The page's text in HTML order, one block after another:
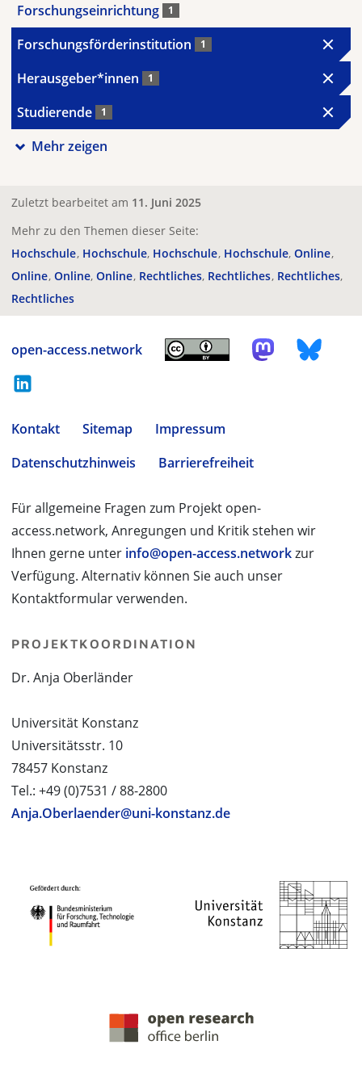
Forschungseinrichtung 1
Forschungsförderinstitution 1
Herausgeber*innen 1
Studierende 1
Mehr zeigen
Zuletzt bearbeitet am 11. Juni 2025
Mehr zu den Themen dieser Seite:
Hochschule Hochschule Hochschule Hochschule Online
Online Online Online Rechtliches Rechtliches Rechtliches
Rechtliches
open-access.network
Kontakt Sitemap
Impressum
Datenschutzhinweis
Barrierefreiheit
Für allgemeine Fragen zum Projekt open-
access.network, Anregungen und Kritik stehen wir
Ihnen gerne unter info@open-access.networkzur
Verfügung. Alternativ können Sie auch unser
Kontaktformular verwenden.
PROJEKTKOORDINATION
Dr. Anja Oberländer
Universität Konstanz
Universitätsstr. 10
78457 Konstanz
Tel.: +49 (0)7531 / 88-2800
Anja.Oberlaender@uni-konstanz.de